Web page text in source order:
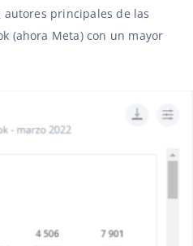
autores principales de las
(ahora Meta) con un mayor